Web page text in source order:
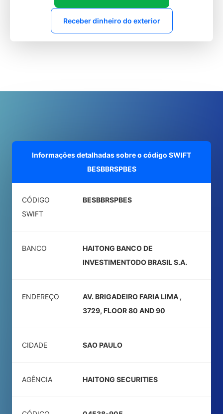
Receber dinheiro do exterior
Informações detalhadas sobre o código SWIFT
BESBBRSPBES
CÓDIGO
SWIFT
BESBBRSPBES
BANCO
HAITONG BANCO DE
INVESTIMENTODO BRASIL S.A.
ENDEREÇO
AV. BRIGADEIRO FARIA LIMA ,
3729, FLOOR 80 AND 90
CIDADE SAO PAULO
AGÊNCIA HAITONG SECURITIES